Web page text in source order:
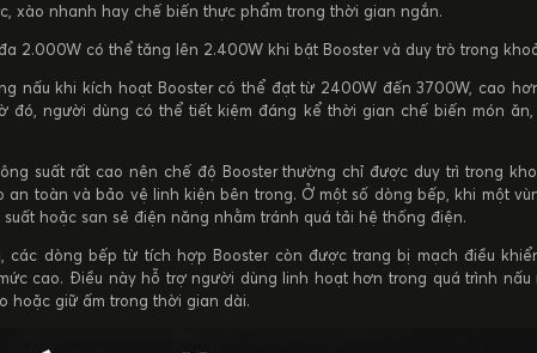
xào nhanh hay chế biến thực phẩm trong thời gian ngắn.
2.000W có thể tăng lên 2.400W khi bật Booster và duy trò trong
nấu khi kích hoạt Booster có thể đạt từ 2400W đến 3700W, cao
đó, người dùng có thể tiết kiệm đáng kể thời gian chế biến món
suất rất cao nên chế độ Booster thường chỉ được duy trì trong
an toàn và bảo vệ linh kiện bên trong. Ở một số dòng bếp, khi một
hoặc san sẻ điện năng nhằm tránh quá tải hệ thống điện.
các dòng bếp từ tích hợp Booster còn được trang bị mạch điều
cao. Điều này hỗ trợ người dùng linh hoạt hơn trong quá trình
hoặc giữ ấm trong thời gian dài.